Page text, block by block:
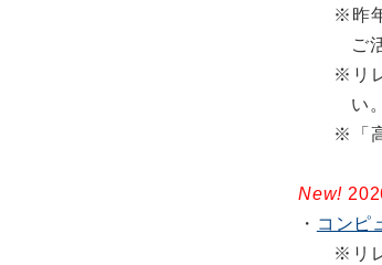
横浜
神奈
金
2026.04.25
６月１９
する情
※昨
ご
※リ
い。
※「
New!
・ コンピ
※リ